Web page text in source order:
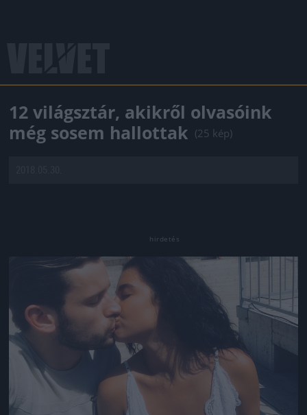
12 világsztár, akikről olvasóink
még sosem hallottak (25 kép)
Jön még kép!